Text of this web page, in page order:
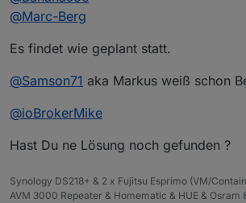
@Marc-Berg
Es findet wie geplant statt.
@Samson71 aka Markus weiß schon
@ioBrokerMike
Hast Du ne Lösung noch gefunden ?
Synology DS218+ & 2 x Fujitsu Esprimo (VM/
AVM 3000 Repeater & Homematic & HUE & Osram